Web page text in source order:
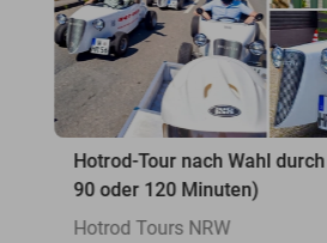
Hotrod-Tour nach Wahl
90 oder 120 Minuten)
Hotrod Tours NRW